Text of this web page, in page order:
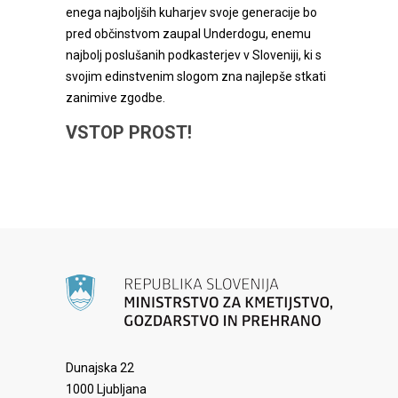
enega najboljših kuharjev svoje generacije bo
pred občinstvom zaupal Underdogu, enemu
najbolj poslušanih podkasterjev v Sloveniji, ki s
svojim edinstvenim slogom zna najlepše stkati
zanimive zgodbe.
VSTOP PROST!
Dunajska 22
1000 Ljubljana